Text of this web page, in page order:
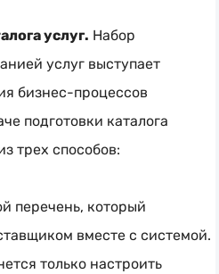
услуг. Набор
услуг выступает
бизнес-процессов
подготовки каталога
трех способов:
перечень, который
вместе с системой.
только настроить